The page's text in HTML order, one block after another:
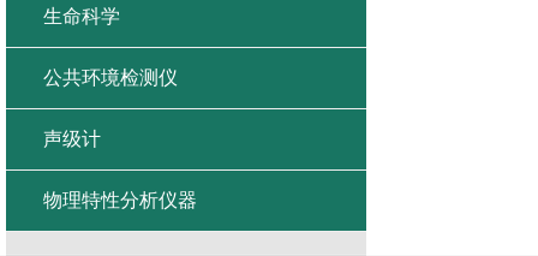
生命科学
公共环境检测仪
声级计
物理特性分析仪器